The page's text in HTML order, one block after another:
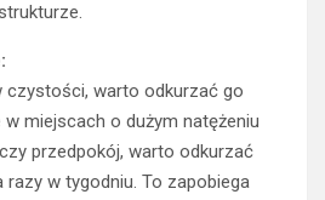
czystości, warto odkurzać go
miejscach o dużym natężeniu
przedpokój, warto odkurzać
razy w tygodniu. To zapobiega